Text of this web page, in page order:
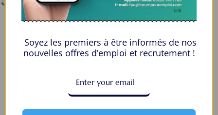
chances
8 Décisions Importantes Pour Ne Pas Vivre Avec Des Regrets
Espace Employeurs
Soyez les premiers à être informés de nos
nouvelles offres d’emploi et recrutement !